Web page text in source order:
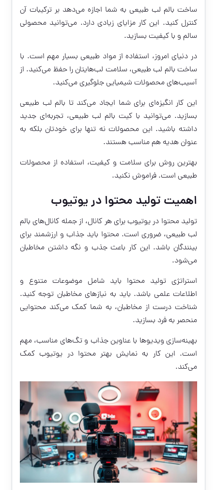
ساخت بالم لب طبیعی به شما اجازه می‌دهد بر ترکیبات آن
کنترل کنید. این کار مزایای زیادی دارد. می‌توانید محصولی
سالم و با کیفیت بسازید.
در دنیای امروز، استفاده از مواد طبیعی بسیار مهم است. با
ساخت بالم لب طبیعی، سلامت لب‌هایتان را حفظ می‌کنید. از
آسیب‌های محصولات شیمیایی جلوگیری می‌کنید.
این کار انگیزه‌ای برای شما ایجاد می‌کند تا بالم لب طبیعی
بسازید. می‌توانید با کیت بالم لب طبیعی، تجربه‌ای جدید
داشته باشید. این محصولات نه تنها برای خودتان بلکه به
عنوان هدیه هم مناسب هستند.
بهترین روش برای سلامت و کیفیت، استفاده از محصولات
طبیعی است. فراموش نکنید.
اهمیت تولید محتوا در یوتیوب
تولید محتوا در یوتیوب برای هر کانال، از جمله کانال‌های بالم
لب طبیعی، ضروری است. محتوا باید جذاب و ارزشمند برای
بینندگان باشد. این کار باعث جذب و نگه داشتن مخاطبان
می‌شود.
استراتژی تولید محتوا باید شامل موضوعات متنوع و
اطلاعات علمی باشد. باید به نیازهای مخاطبان توجه کنید.
شناخت درست از مخاطبان، به شما کمک می‌کند محتوایی
منحصر به فرد بسازید.
بهینه‌سازی ویدیوها با عناوین جذاب و تگ‌های مناسب، مهم
است. این کار به نمایش بهتر محتوا در یوتیوب کمک
می‌کند.